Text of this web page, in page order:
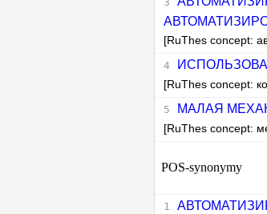
[RuThes concept:
[RuThes concept:
МАЛАЯ
[RuThes concept:
POS-synonymy